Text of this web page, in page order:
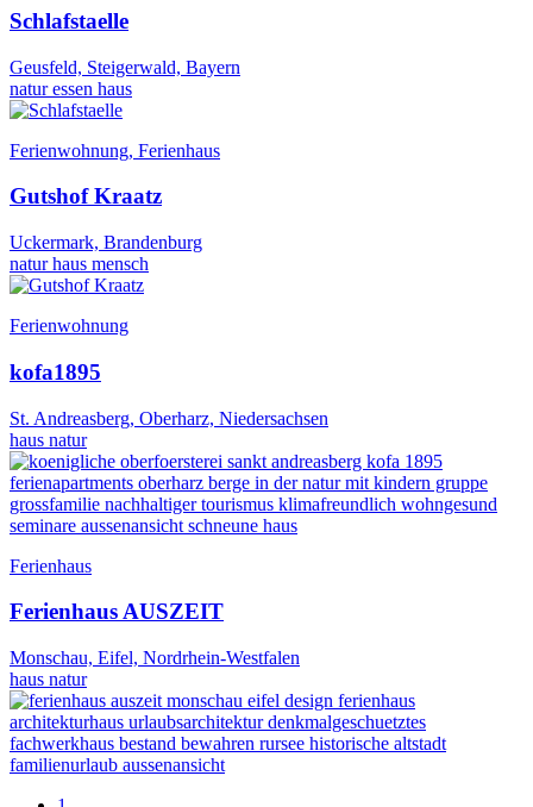
Schlafstaelle
Geusfeld, Steigerwald, Bayern
natur essen haus
Ferienwohnung, Ferienhaus
Gutshof Kraatz
Uckermark, Brandenburg
natur haus mensch
Ferienwohnung
kofa1895
St. Andreasberg, Oberharz, Niedersachsen
haus natur
Ferienhaus
Ferienhaus AUSZEIT
Monschau, Eifel, Nordrhein-Westfalen
haus natur